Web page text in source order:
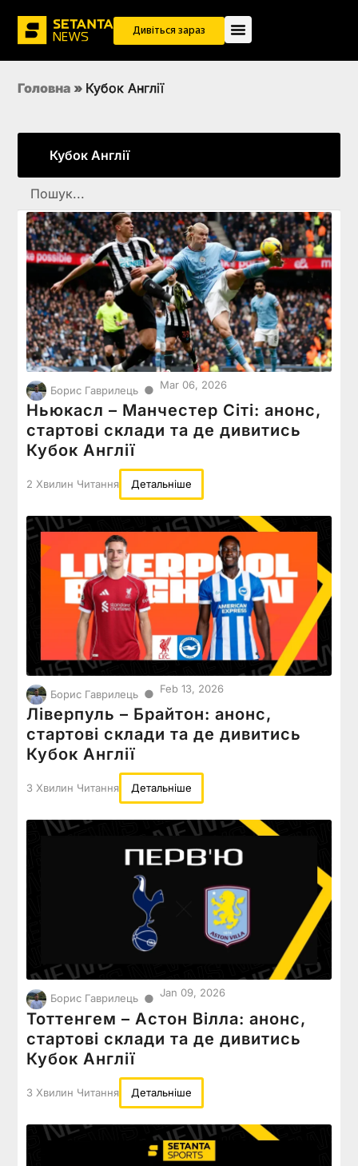
Дивіться зараз
Головна » Кубок Англії
Кубок Англії
Борис Гаврилець ● Mar 06, 2026
Ньюкасл – Манчестер Сіті: анонс,
стартові склади та де дивитись
Кубок Англії
2 Хвилин Читання Детальніше
Борис Гаврилець ● Feb 13, 2026
Ліверпуль – Брайтон: анонс,
стартові склади та де дивитись
Кубок Англії
3 Хвилин Читання Детальніше
Борис Гаврилець ● Jan 09, 2026
Тоттенгем – Астон Вілла: анонс,
стартові склади та де дивитись
Кубок Англії
3 Хвилин Читання Детальніше